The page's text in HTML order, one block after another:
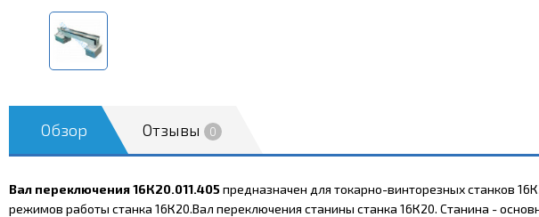
Обзор Отзывы 0
Вал переключения 16К20.011.405предназначен для токарно-винторезных станков
режимов работы станка 16К20.Вал переключения станины станка 16К20. Станина -